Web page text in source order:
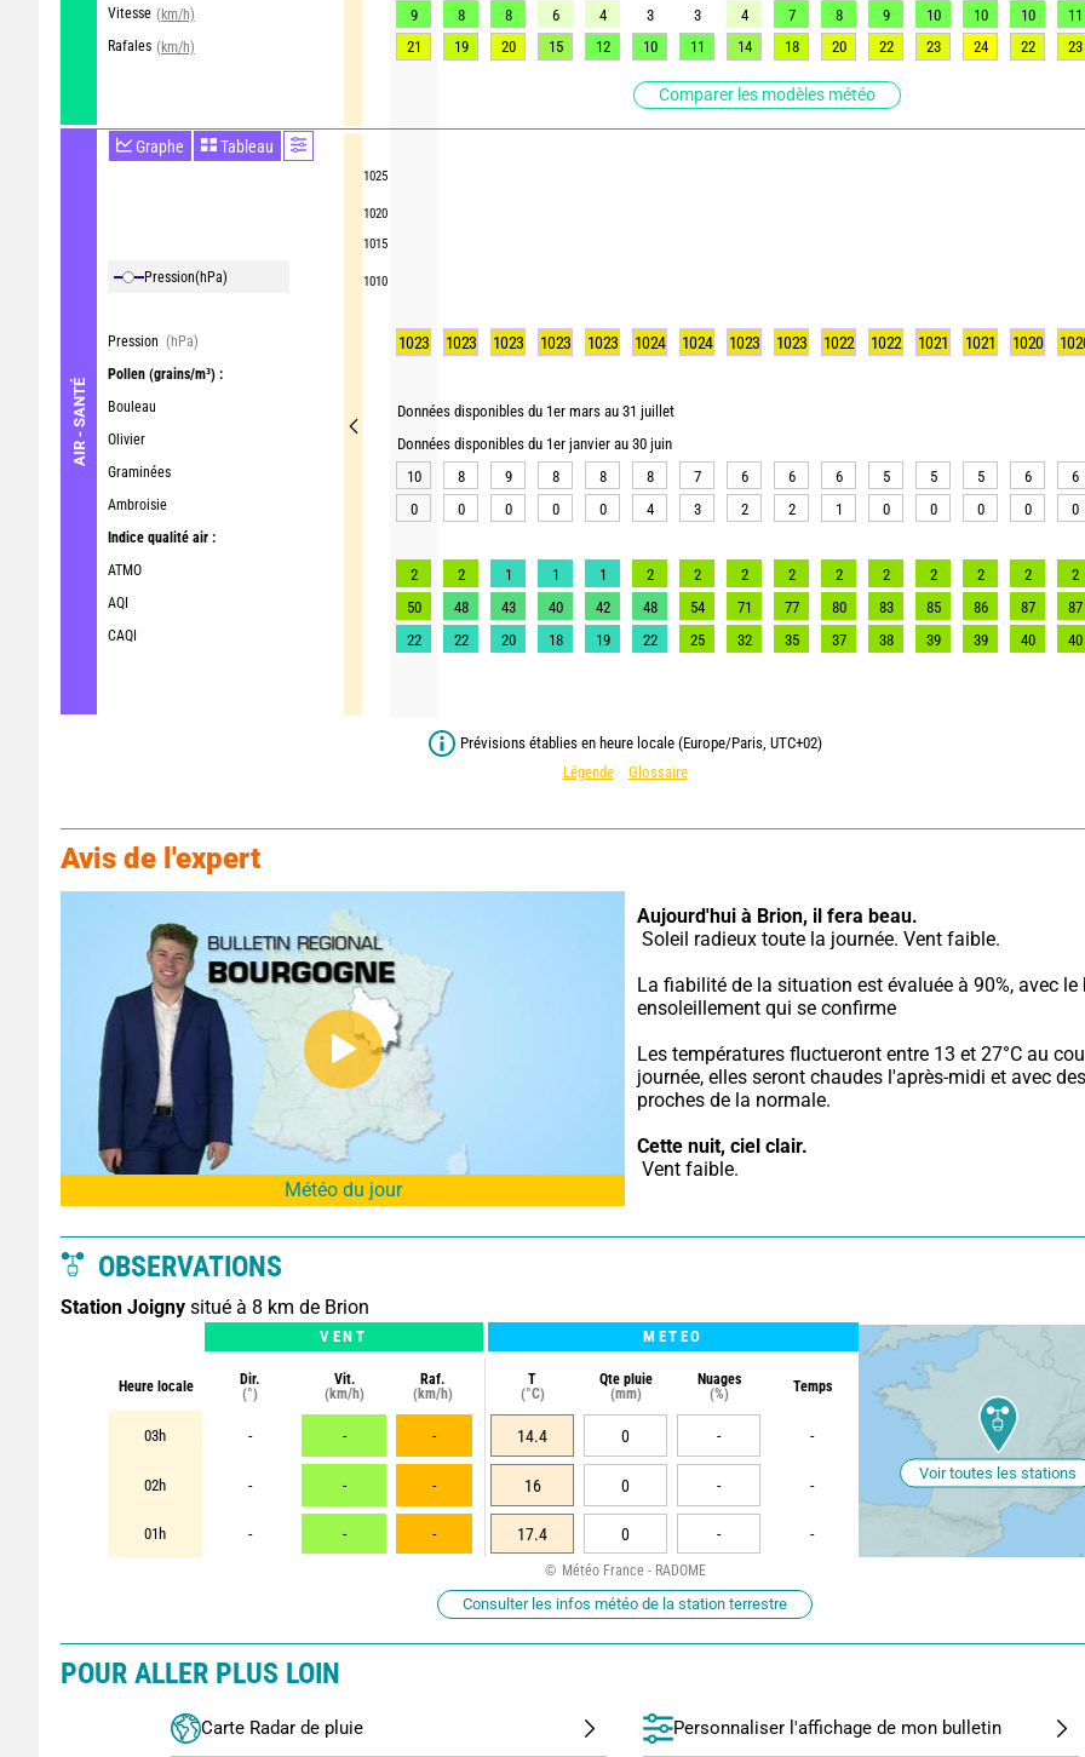
Vitesse (km/h)
Rafales (km/h)
Comparer les modèles météo
AIR - SANTÉ
Graphe Tableau
Pression(hPa)
Pression (hPa)
Pollen (grains/m³) :
Bouleau
Olivier
Graminées
Ambroisie
Indice qualité air :
ATMO
AQI
CAQI
1025
1020
1015
1010
9
8 8 6 4 3 3 4 7 8 9 10 10 10 11
21
19 20 15 12 10 11 14 18 20 22 23 24 22 23
1023 1023 1023 1023 1023 1024 1024 1023 1023 1022 1022 1021 1021 1020
Données disponibles du 1er mars au 31 juillet
Données disponibles du 1er janvier au 30 juin
10
8 9 8 8 8 7 6 6 6 5 5 5 6 6
0
0 0 0 0 4 3 2 2 1 0 0 0 0 0
2 2 1 1 1 2 2 2 2 2 2 2 2 2 2
50
48 43 40 42 48 54 71 77 80 83 85 86 87 87
22
22 20 18 19 22 25 32 35 37 38 39 39 40 40
Prévisions établies en heure locale (Europe/Paris, UTC+02)
Légende
Glossaire
Avis de l'expert
Météo du jour
Aujourd'hui à Brion, il fera beau.
Soleil radieux toute la journée. Vent faible.
La fiabilité de la situation est évaluée à 90%, avec le
ensoleillement qui se confirme
Les températures fluctueront entre 13 et 27°C au
journée, elles seront chaudes l'après-midi et avec
proches de la normale.
Cette nuit, ciel clair.
Vent faible.
OBSERVATIONS
Station Joigny situé à 8 km de Brion
VENT METEO
Heure locale
Dir.
(°)
Vit.
(km/h)
Raf.
(km/h)
T
(°C)
Qte pluie
(mm)
Nuages
(%)
Temps
03h - - - 14.4 0 - -
02h - - - 16 0 - -
01h - - - 17.4 0 - -
Voir toutes les stations
Météo France - RADOME
Consulter les infos météo de la station terrestre
POUR ALLER PLUS LOIN
Carte Radar de pluie Personnaliser l'affichage de mon bulletin